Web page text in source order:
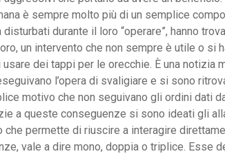
è sempre molto più di un semplice
durante il loro “operare”, hanno
un intervento che non sempre è utile o
dei tappi per le orecchie. È una
l’opera di svaligiare e si sono
motivo che non seguivano gli ordini dati
a queste conseguenze si sono ideati gli
permette di riuscire a interagire
vale a dire mono, doppia o triplice. Esse